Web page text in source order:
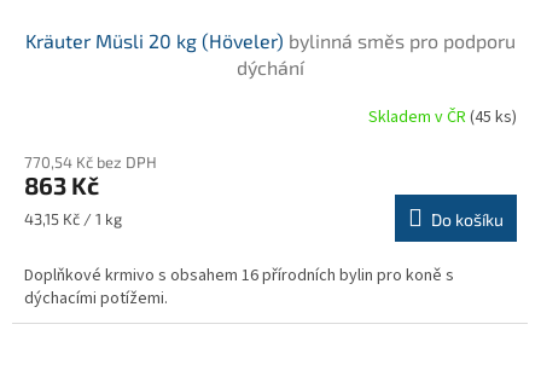
Kräuter Müsli 20 kg (Höveler) bylinná směs pro podporu
dýchání
produktu
je
5,0
hvězdiček.
Skladem v ČR(45 ks)
770,54 Kč bez DPH
863 Kč
Měrná
43,15 Kč / 1 kg Do košíku
Doplňkové krmivo s obsahem 16 přírodních bylin pro koně s
dýchacími potížemi.